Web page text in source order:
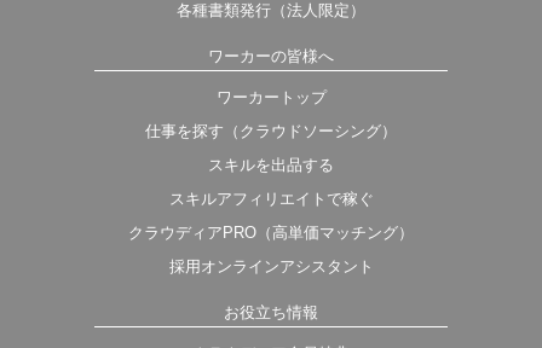
各種書類発行（法人限定）
ワーカーの皆様へ
ワーカートップ
仕事を探す（クラウドソーシング）
スキルを出品する
スキルアフィリエイトで稼ぐ
クラウディアPRO（高単価マッチング）
採用オンラインアシスタント
お役立ち情報